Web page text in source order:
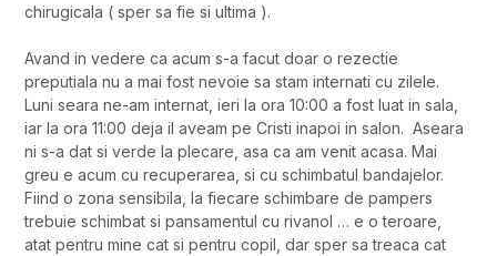
chirugicala ( sper sa fie si ultima ).
Avand in vedere ca acum s-a facut doar o rezectie
preputiala nu a mai fost nevoie sa stam internati cu zilele.
Luni seara ne-am internat, ieri la ora 10:00 a fost luat in sala,
iar la ora 11:00 deja il aveam pe Cristi inapoi in salon. Aseara
ni s-a dat si verde la plecare, asa ca am venit acasa. Mai
greu e acum cu recuperarea, si cu schimbatul bandajelor.
Fiind o zona sensibila, la fiecare schimbare de pampers
trebuie schimbat si pansamentul cu rivanol … e o teroare,
atat pentru mine cat si pentru copil, dar sper sa treaca cat